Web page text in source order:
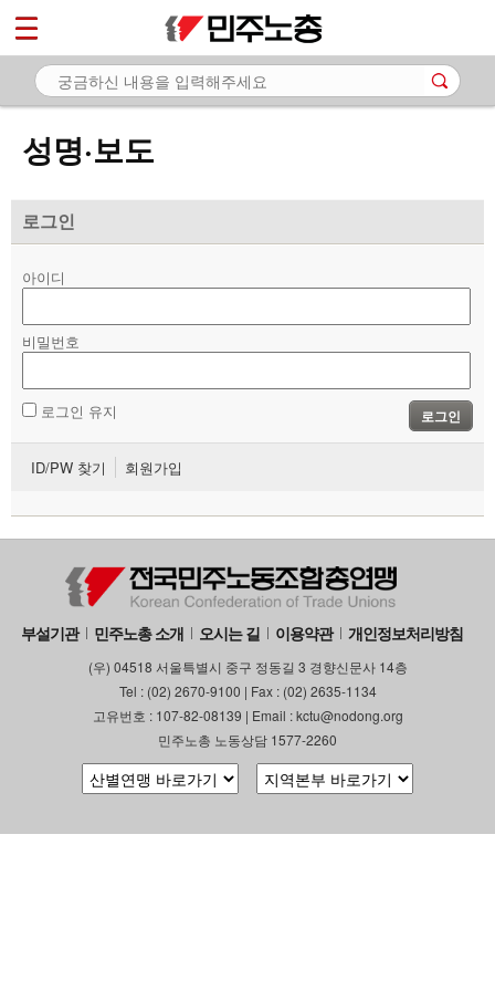
성명·보도
로그인
아이디
비밀번호
로그인 유지 로그인
ID/PW 찾기 회원가입
부설기관 민주노총 소개 오시는 길 이용약관 개인정보처리방침
(우) 04518 서울특별시 중구 정동길 3 경향신문사 14층
Tel : (02) 2670-9100 | Fax : (02) 2635-1134
고유번호 : 107-82-08139 | Email : kctu@nodong.org
민주노총 노동상담 1577-2260
마이페이지
소개
- 공지사항
- 성명·보도
자료
부설기관
업무